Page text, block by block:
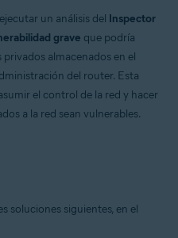
/ Education
/ Education - 32 o 64 bits
32 o 64 bits
un análisis del Inspector
grave que podría
almacenados en el
del router. Esta
el control de la red y hacer
a la red sean vulnerables.
soluciones siguientes, en el